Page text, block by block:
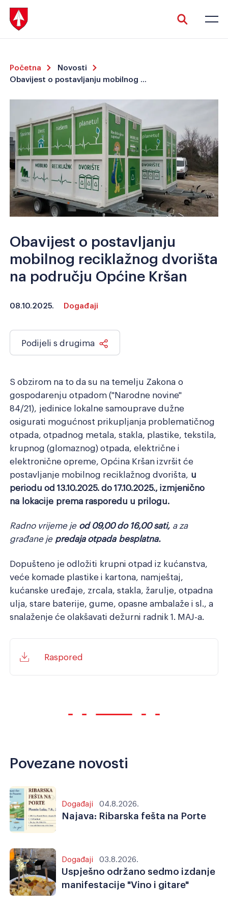
Veliki tekst Invertiraj boju
Crno-bijelo Razmak slova
Razmak redova Veliki kursor
Resetiraj alate
Početna
Novosti
Obavijest o postavljanju
mobilnog reciklažnog dvorišta
na području Općine Kršan
08.10.2025. Događaji
Podijeli s drugima
S obzirom na to da su na temelju Zakona o
gospodarenju otpadom (''Narodne novine''
84/21), jedinice lokalne samouprave dužne
osigurati mogućnost prikupljanja problematičnog
otpada, otpadnog metala, stakla, plastike, tekstila,
krupnog (glomaznog) otpada, električne i
elektronične opreme, Općina Kršan izvršit će
postavljanje mobilnog reciklažnog dvorišta, u
periodu od 13.10.2025. do 17.10.2025., izmjenično
na lokacije prema rasporedu u prilogu.
Radno vrijeme jeod 09,00 do 16,00 sati, a za
građane je predaja otpada besplatna.
Dopušteno je odložiti krupni otpad iz kućanstva,
veće komade plastike i kartona, namještaj,
kućanske uređaje, zrcala, stakla, žarulje, otpadna
ulja, stare baterije, gume, opasne ambalaže i sl., a
snalaženje će olakšavati dežurni radnik 1. MAJ-a.
Raspored
Povezane novosti
Događaji 04.8.2026.
Najava: Ribarska fešta na Porte
Događaji 03.8.2026.
Uspješno održano sedmo izdanje
manifestacije "Vino i gitare"